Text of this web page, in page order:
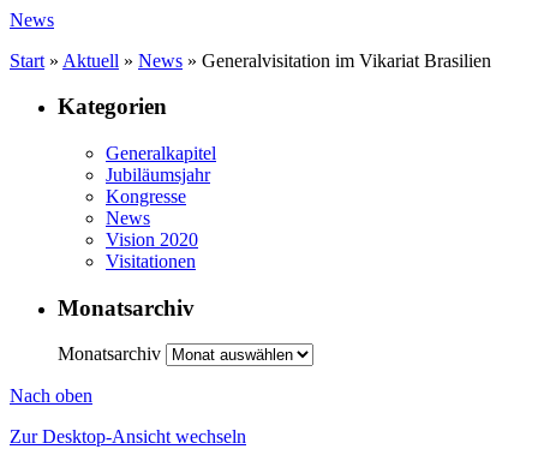
News
Start » Aktuell » News » Generalvisitation im Vikariat Brasilien
Kategorien
Generalkapitel
Jubiläumsjahr
Kongresse
News
Vision 2020
Visitationen
Monatsarchiv
Monatsarchiv
Nach oben
Zur Desktop-Ansicht wechseln